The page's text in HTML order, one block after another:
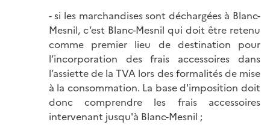
- si les marchandises sont déchargées à Blanc-
Mesnil, c’est Blanc-Mesnil qui doit être retenu
comme premier lieu de destination pour
l’incorporation des frais accessoires dans
l’assiette de la TVA lors des formalités de mise
à la consommation. La base d'imposition doit
donc comprendre les frais accessoires
intervenant jusqu'à Blanc-Mesnil ;